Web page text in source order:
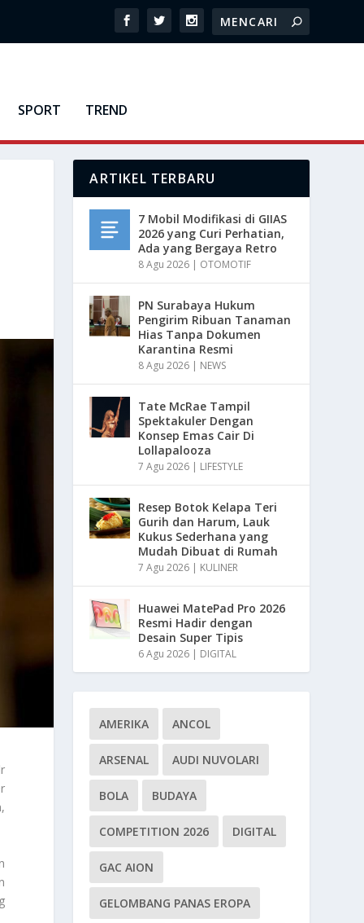
SPORT TREND
ARTIKEL TERBARU
7 Mobil Modifikasi di GIIAS
2026 yang Curi Perhatian,
Ada yang Bergaya Retro
8 Agu 2026 | OTOMOTIF
PN Surabaya Hukum
Pengirim Ribuan Tanaman
Hias Tanpa Dokumen
Karantina Resmi
8 Agu 2026 | NEWS
Tate McRae Tampil
Spektakuler Dengan
Konsep Emas Cair Di
Lollapalooza
7 Agu 2026 | LIFESTYLE
Resep Botok Kelapa Teri
Gurih dan Harum, Lauk
Kukus Sederhana yang
Mudah Dibuat di Rumah
7 Agu 2026 | KULINER
Huawei MatePad Pro 2026
Resmi Hadir dengan
Desain Super Tipis
6 Agu 2026 | DIGITAL
AMERIKA ANCOL
ARSENAL AUDI NUVOLARI
BOLA BUDAYA
COMPETITION 2026 DIGITAL
GAC AION
GELOMBANG PANAS EROPA